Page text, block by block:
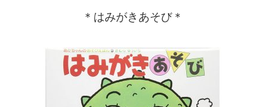
＊はみがきあそび＊